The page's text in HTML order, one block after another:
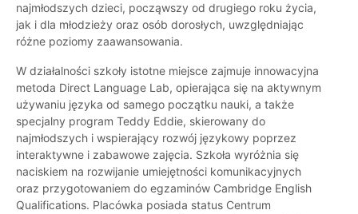
najmłodszych dzieci, począwszy od drugiego roku życia,
jak i dla młodzieży oraz osób dorosłych, uwzględniając
różne poziomy zaawansowania.
W działalności szkoły istotne miejsce zajmuje innowacyjna
metoda Direct Language Lab, opierająca się na aktywnym
używaniu języka od samego początku nauki, a także
specjalny program Teddy Eddie, skierowany do
najmłodszych i wspierający rozwój językowy poprzez
interaktywne i zabawowe zajęcia. Szkoła wyróżnia się
naciskiem na rozwijanie umiejętności komunikacyjnych
oraz przygotowaniem do egzaminów Cambridge English
Qualifications. Placówka posiada status Centrum